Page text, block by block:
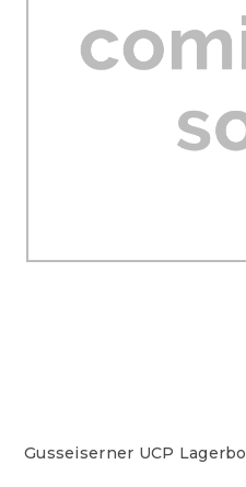
Gusseiserner UCP